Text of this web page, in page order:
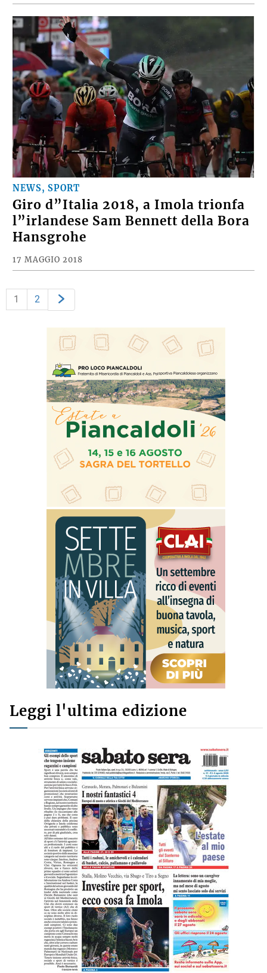
NEWS, SPORT
Giro d”Italia 2018, a Imola trionfa
l”irlandese Sam Bennett della Bora
Hansgrohe
17 MAGGIO 2018
1 2
Leggi l'ultima edizione